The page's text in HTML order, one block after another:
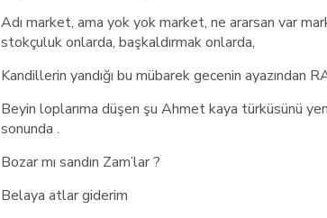
Adı market, ama yok yok market, ne ararsan var
stokçuluk onlarda, başkaldırmak onlarda,
Kandillerin yandığı bu mübarek gecenin ayazından
Beyin loplarıma düşen şu Ahmet kaya türküsünü
sonunda .
Bozar mı sandın Zam’lar ?
Belaya atlar giderim